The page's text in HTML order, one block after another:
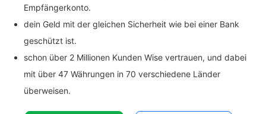
Empfängerkonto.
dein Geld mit der gleichen Sicherheit wie bei einer Bank
geschützt ist.
schon über 2 Millionen Kunden Wise vertrauen, und dabei
mit über 47 Währungen in 70 verschiedene Länder
überweisen.